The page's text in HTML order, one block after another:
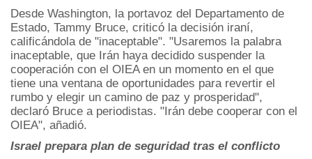
Desde Washington, la portavoz del Departamento de
Estado, Tammy Bruce, criticó la decisión iraní,
calificándola de "inaceptable". "Usaremos la palabra
inaceptable, que Irán haya decidido suspender la
cooperación con el OIEA en un momento en el que
tiene una ventana de oportunidades para revertir el
rumbo y elegir un camino de paz y prosperidad",
declaró Bruce a periodistas. "Irán debe cooperar con el
OIEA", añadió.
Israel prepara plan de seguridad tras el conflicto